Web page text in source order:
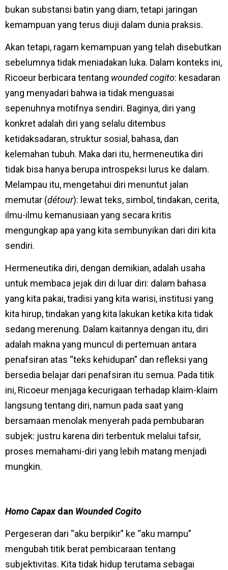
bukan substansi batin yang diam, tetapi jaringan
kemampuan yang terus diuji dalam dunia praksis.
Akan tetapi, ragam kemampuan yang telah disebutkan
sebelumnya tidak meniadakan luka. Dalam konteks ini,
Ricoeur berbicara tentang wounded cogito: kesadaran
yang menyadari bahwa ia tidak menguasai
sepenuhnya motifnya sendiri. Baginya, diri yang
konkret adalah diri yang selalu ditembus
ketidaksadaran, struktur sosial, bahasa, dan
kelemahan tubuh. Maka dari itu, hermeneutika diri
tidak bisa hanya berupa introspeksi lurus ke dalam.
Melampau itu, mengetahui diri menuntut jalan
memutar (détour): lewat teks, simbol, tindakan, cerita,
ilmu-ilmu kemanusiaan yang secara kritis
mengungkap apa yang kita sembunyikan dari diri kita
sendiri.
Hermeneutika diri, dengan demikian, adalah usaha
untuk membaca jejak diri di luar diri: dalam bahasa
yang kita pakai, tradisi yang kita warisi, institusi yang
kita hirup, tindakan yang kita lakukan ketika kita tidak
sedang merenung. Dalam kaitannya dengan itu, diri
adalah makna yang muncul di pertemuan antara
penafsiran atas “teks kehidupan” dan refleksi yang
bersedia belajar dari penafsiran itu semua. Pada titik
ini, Ricoeur menjaga kecurigaan terhadap klaim-klaim
langsung tentang diri, namun pada saat yang
bersamaan menolak menyerah pada pembubaran
subjek: justru karena diri terbentuk melalui tafsir,
proses memahami-diri yang lebih matang menjadi
mungkin.
Homo Capaxdan Wounded Cogito
Pergeseran dari “aku berpikir” ke “aku mampu”
mengubah titik berat pembicaraan tentang
subjektivitas. Kita tidak hidup terutama sebagai